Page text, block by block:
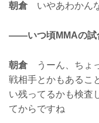
朝倉いやあわかんな
——いつ頃MMAの試
朝倉うーん、ちょ
戦相手とかもあるこ
い残ってるかも検査
てからですね